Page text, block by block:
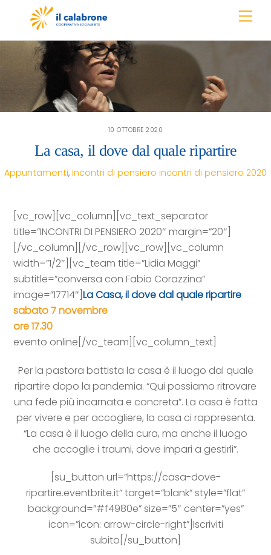
content
10 OTTOBRE 2020
La casa, il dove dal quale ripartire
Appuntamenti, Incontri di pensiero incontri di pensiero 2020
[vc_row][vc_column][vc_text_separator
title=”INCONTRI DI PENSIERO 2020″ margin=”20″]
[/vc_column][/vc_row][vc_row][vc_column
width=”1/2″][vc_team title=”Lidia Maggi”
subtitle=”conversa con Fabio Corazzina”
image=”17714″]La Casa, il dove dal quale ripartire
sabato 7 novembre
ore 17.30
evento online[/vc_team][vc_column_text]
Per la pastora battista la casa è il luogo dal quale
ripartire dopo la pandemia. “Qui possiamo ritrovare
una fede più incarnata e concreta”. La casa è fatta
per vivere e per accogliere, la casa ci rappresenta.
“La casa è il luogo della cura, ma anche il luogo
che accoglie i traumi, dove impari a gestirli”.
[su_button url=”https://casa-dove-
ripartire.eventbrite.it” target=”blank” style=”flat”
background=”#f4980e” size=”5″ center=”yes”
icon=”icon: arrow-circle-right”]Iscriviti
subito[/su_button]